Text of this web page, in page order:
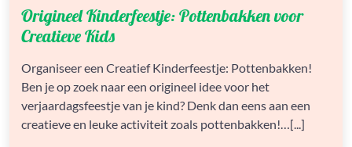
KINDERFEESTJE:
POTTENBAKKEN
VOOR
KIDS
Origineel Kinderfeestje: Pottenbakken voor
Creatieve Kids
Organiseer een Creatief Kinderfeestje: Pottenbakken!
Ben je op zoek naar een origineel idee voor het
verjaardagsfeestje van je kind? Denk dan eens aan een
creatieve en leuke activiteit zoals pottenbakken!…[...]